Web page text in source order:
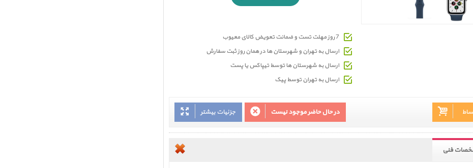
7 روز مهلت تست و ضمانت تعویض کالای معیوب
ارسال به تهران و شهرستان ها در همان روز ثبت سفارش
ارسال به شهرستان ها توسط تیپاکس یا پست
ارسال به تهران توسط پیک
جزئیات بیشتر در حال حاضر موجود نیست
فنی